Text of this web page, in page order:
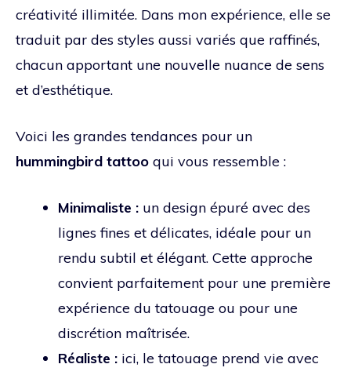
créativité illimitée. Dans mon expérience, elle se
traduit par des styles aussi variés que raffinés,
chacun apportant une nouvelle nuance de sens
et d’esthétique.
Voici les grandes tendances pour un
hummingbird tattoo qui vous ressemble :
Minimaliste : un design épuré avec des
lignes fines et délicates, idéale pour un
rendu subtil et élégant. Cette approche
convient parfaitement pour une première
expérience du tatouage ou pour une
discrétion maîtrisée.
Réaliste : ici, le tatouage prend vie avec